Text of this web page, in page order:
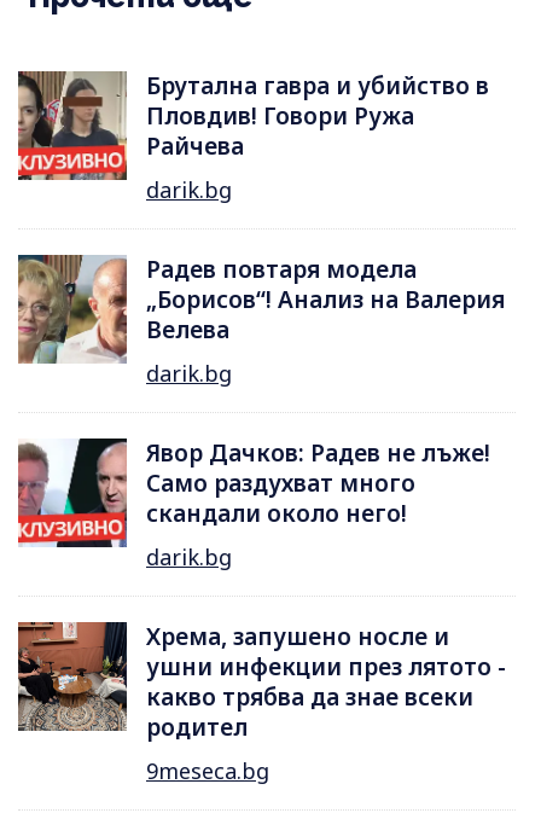
Брутална гавра и убийство в
Пловдив! Говори Ружа
Райчева
darik.bg
Радев повтаря модела
„Борисов“! Анализ на Валерия
Велева
darik.bg
Явор Дачков: Радев не лъже!
Само раздухват много
скандали около него!
darik.bg
Хрема, запушено носле и
ушни инфекции през лятотo -
какво трябва да знае всеки
родител
9meseca.bg